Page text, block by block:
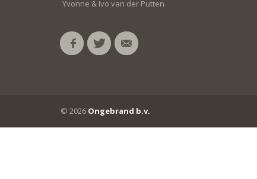
Yvonne & Ivo van der Putten
© 2026 Ongebrand b.v.